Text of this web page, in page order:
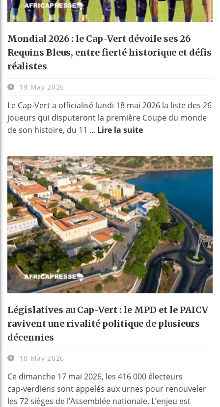
Mondial 2026 : le Cap-Vert dévoile ses 26
Requins Bleus, entre fierté historique et défis
réalistes
19 May 2026
Le Cap-Vert a officialisé lundi 18 mai 2026 la liste des 26
joueurs qui disputeront la première Coupe du monde
de son histoire, du 11 ... Lire la suite
Législatives au Cap-Vert : le MPD et le PAICV
ravivent une rivalité politique de plusieurs
décennies
18 May 2026
Ce dimanche 17 mai 2026, les 416 000 électeurs
cap‑verdiens sont appelés aux urnes pour renouveler
les 72 sièges de l’Assemblée nationale. L’enjeu est